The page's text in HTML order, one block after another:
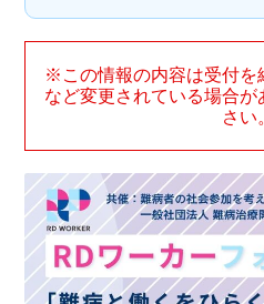
※この情報の内容は受付を
など変更されている場合
さい